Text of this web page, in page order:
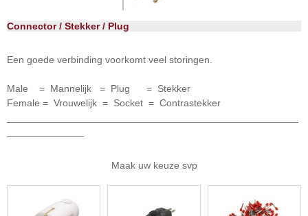
Connector / Stekker / Plug
Een goede verbinding voorkomt veel storingen.
Male = Mannelijk = Plug = Stekker
Female = Vrouwelijk = Socket = Contrastekker
Maak uw keuze svp